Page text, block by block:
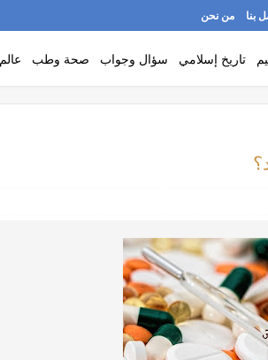
بنا من نحن
تاريخ إسلامي سؤال وجواب صحة وطب عالم